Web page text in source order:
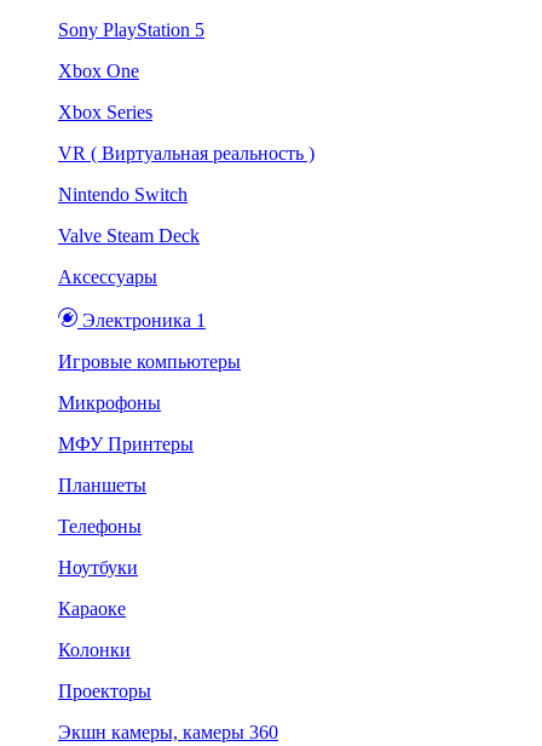
Sony PlayStation 5
Xbox One
Xbox Series
VR ( Виртуальная реальность )
Nintendo Switch
Valve Steam Deck
Аксессуары
Электроника 1
Игровые компьютеры
Микрофоны
МФУ Принтеры
Планшеты
Телефоны
Ноутбуки
Караоке
Колонки
Проекторы
Экшн камеры, камеры 360